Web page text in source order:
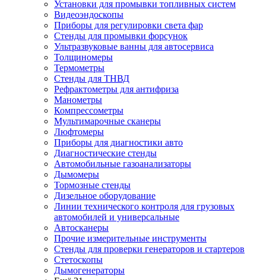
Установки для промывки топливных систем
Видеоэндоскопы
Приборы для регулировки света фар
Стенды для промывки форсунок
Ультразвуковые ванны для автосервиса
Толщиномеры
Термометры
Стенды для ТНВД
Рефрактометры для антифриза
Манометры
Компрессометры
Мультимарочные сканеры
Люфтомеры
Приборы для диагностики авто
Диагностические стенды
Автомобильные газоанализаторы
Дымомеры
Тормозные стенды
Дизельное оборудование
Линии технического контроля для грузовых
автомобилей и универсальные
Автосканеры
Прочие измерительные инструменты
Стенды для проверки генераторов и стартеров
Стетоскопы
Дымогенераторы